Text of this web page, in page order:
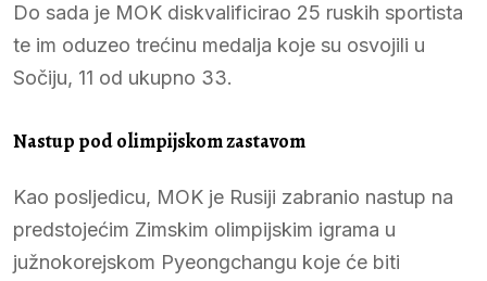
Do sada je MOK diskvalificirao 25 ruskih sportista
te im oduzeo trećinu medalja koje su osvojili u
Sočiju, 11 od ukupno 33.
Nastup pod olimpijskom zastavom
Kao posljedicu, MOK je Rusiji zabranio nastup na
predstojećim Zimskim olimpijskim igrama u
južnokorejskom Pyeongchangu koje će biti